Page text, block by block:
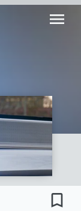
menu
bookmark_border